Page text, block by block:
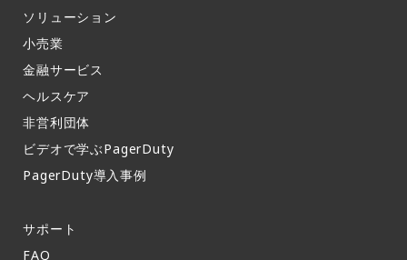
ソリューション
小売業
金融サービス
ヘルスケア
非営利団体
ビデオで学ぶPagerDuty
PagerDuty導入事例​
サポート​
FAQ​